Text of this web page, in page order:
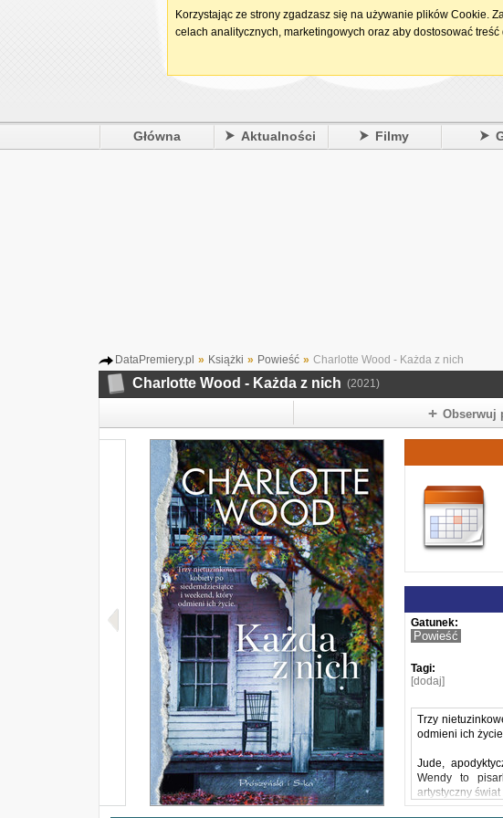
Główna Aktualności Filmy
DataPremiery.pl » Książki » Powieść » Charlotte Wood - Każda z nich
Charlotte Wood - Każda z nich (2021)
Obserwuj
Gatunek:
Powieść
Tagi:
[dodaj]
Trzy
odmieni ich
Jude,
Wendy to
artystyczny
Korzystając ze strony zgadzasz się na używanie plików Cookie.
celach analitycznych, marketingowych oraz aby dostosować